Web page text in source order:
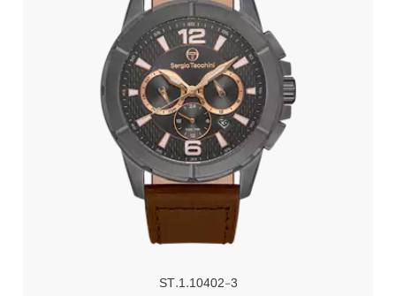
ST.1.10402-3